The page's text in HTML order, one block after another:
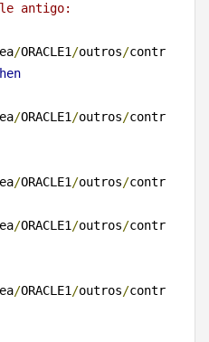
antigo:
/ORACLE1 /outros/contr
/ORACLE1 /outros/contr
/ORACLE1 /outros/contr
/ORACLE1 /outros/contr
/ORACLE1 /outros/contr